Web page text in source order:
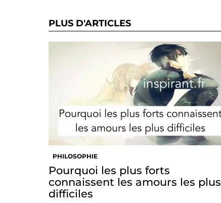
PLUS D'ARTICLES
PHILOSOPHIE
Pourquoi les plus forts
connaissent les amours les plus
difficiles